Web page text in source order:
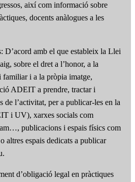
així com informació sobre
docents anàlogues a les
D’acord amb el que estableix la Llei
sobre el dret a l’honor, a la
familiar i a la pròpia imatge,
ADEIT a prendre, tractar i
de l’activitat, per a publicar-les en la
i UV), xarxes socials com
publicacions i espais físics com
altres espais dedicats a publicar
d’obligació legal en pràctiques